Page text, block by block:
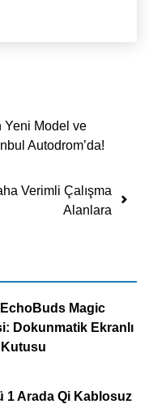
Yeni Model ve
Autodrom’da!
Verimli Çalışma
Alanlara
Magic
Dokunmatik Ekranlı
Kutusu
1 Arada Qi Kablosuz